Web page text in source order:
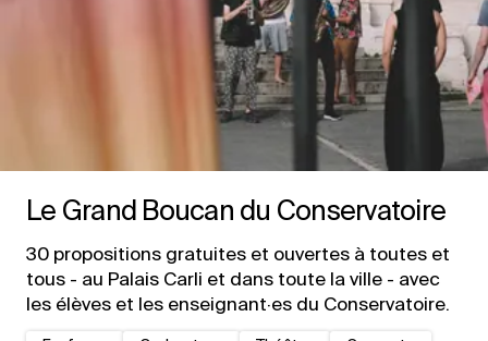
Le Grand Boucan du Conservatoire
30 propositions gratuites et ouvertes à toutes et
tous - au Palais Carli et dans toute la ville - avec
les élèves et les enseignant·es du Conservatoire.